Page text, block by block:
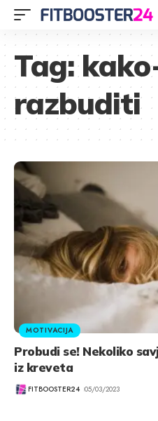
Tag:
razbuditi
MOTIVACIJA
Probudi se! Nekoliko
iz kreveta
FITBOOSTER24 05/03/2023